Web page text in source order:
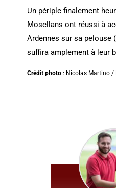
Un périple finalement
Mosellans ont réussi à
Ardennes sur sa pelouse
suffira amplement à leur
Crédit photo : Nicolas Martino /